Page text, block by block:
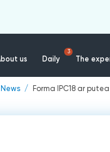
us Daily
3
The
News Forma IPC18 ar